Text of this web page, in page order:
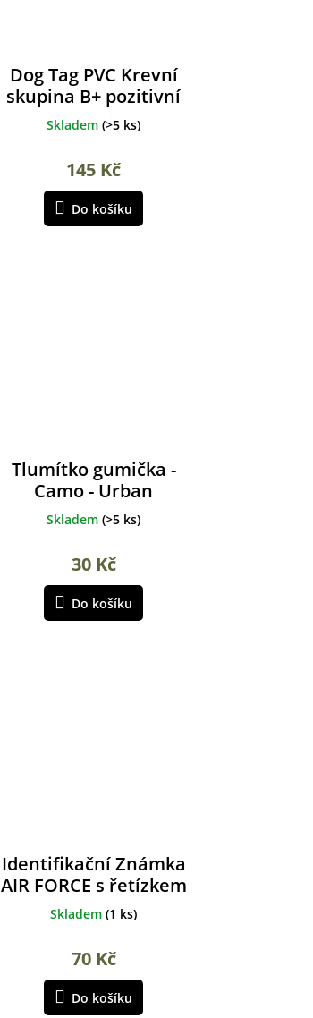
Dog Tag PVC Krevní
skupina B+ pozitivní
Skladem(>5 ks)
145 Kč
Do košíku
Tlumítko gumička -
Camo - Urban
Skladem(>5 ks)
30 Kč
Do košíku
Identifikační Známka
AIR FORCE s řetízkem
ALBAINOX
Skladem(1 ks)
70 Kč
Do košíku